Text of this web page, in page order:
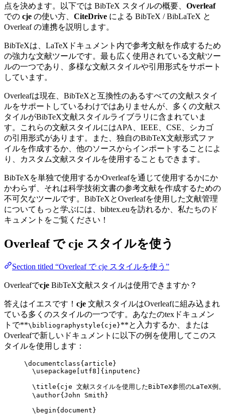
点を決めます。以下では BibTeX スタイルの概要、 Overleaf
での cje の使い方、 CiteDrive による BibTeX / BibLaTeX と
Overleaf の連携を説明します。
BibTeXは、LaTeXドキュメント内で参考文献を作成するため
の強力な文献ツールです。最も広く使用されている文献ツー
ルの一つであり、多様な文献スタイルや引用形式をサポート
しています。
Overleafは現在、BibTeXと互換性のあるすべての文献スタイ
ルをサポートしているわけではありませんが、多くの文献ス
タイルがBibTeX文献スタイルライブラリに含まれていま
す。これらの文献スタイルにはAPA、IEEE、CSE、シカゴ
の引用形式があります。また、独自のBibTeX文献形式ファ
イルを作成するか、他のソースからインポートすることによ
り、カスタム文献スタイルを使用することもできます。
BibTeXを単独で使用するかOverleafを通じて使用するかにか
かわらず、それは科学技術文書の参考文献を作成するための
不可欠なツールです。BibTeXとOverleafを使用した文献管理
についてもっと学ぶには、bibtex.euを訪れるか、私たちのド
キュメントをご覧ください！
Overleaf でcje スタイルを使う
Section titled “Overleaf で cje スタイルを使う”
Overleafでcje BibTeX文献スタイルは使用できますか？
答えはイエスです！ cje 文献スタイルはOverleafに組み込まれ
ている多くのスタイルの一つです。あなたのtexドキュメン
トで**\bibliographystyle{cje}**と入力するか、または
Overleafで新しいドキュメントに以下の例を使用してこのス
タイルを使用します：
\documentclass{ article }
\usepackage
utf8 ]{ inputenc }
\title{cje 文献スタイルを使用したBibTeX参照のLaTeX例
\author{John Smith}
\begin{ document }